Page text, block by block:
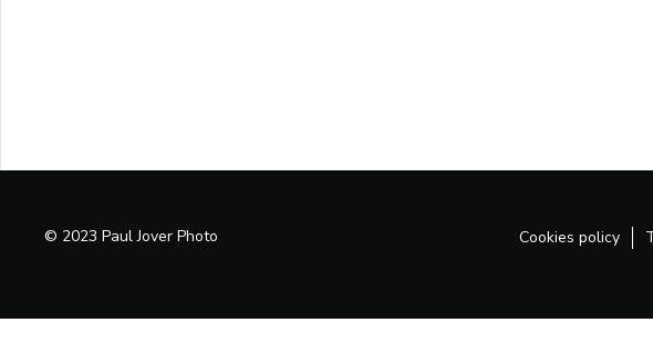
© 2023 Paul Jover Photo Cookies policy